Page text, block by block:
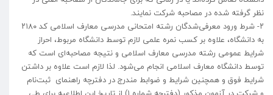
نظر گرفته شده در مصاحبه شرکت نمایند.
۲- شرط ورود معرفی‌شدگان رشته امتحانی مدرسی معارف اسلامی کد ۲۱۸۰
به دانشگاه، علاوه بر کسب نمره علمی لازم توسط دانشگاه مربوط، احراز
شرایط عمومی رشته مدرسی معارف اسلامی و نتیجه مصاحبه‌ای است که
توسط دانشگاه معارف اسلامی انجام می‌شود. لذا لازم است علاوه بر داشتن
شرایط فوق و همچنین شرایط و ضوابط مندرج در دفترچه راهنمای ثبت‌نام